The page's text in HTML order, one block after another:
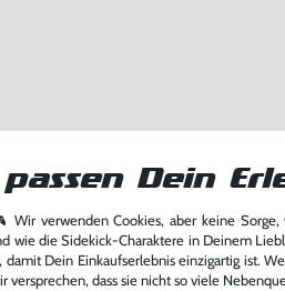
passen Dein
Wir verwenden Cookies, aber keine
wie die Sidekick-Charaktere in Deinem
damit Dein Einkaufserlebnis einzigartig ist.
versprechen, dass sie nicht so viele